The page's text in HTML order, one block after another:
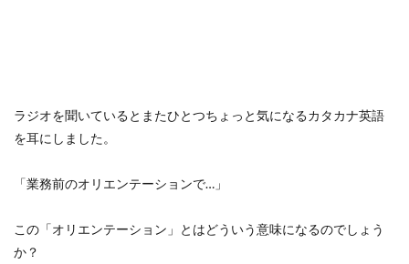
ラジオを聞いているとまたひとつちょっと気になるカタカナ英語
を耳にしました。
「業務前のオリエンテーションで…」
この「オリエンテーション」とはどういう意味になるのでしょう
か？